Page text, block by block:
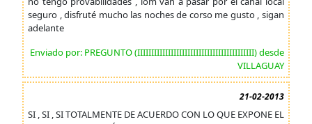
seguro , disfruté mucho las noches de corso me gusto , sigan
adelante
Enviado por: PREGUNTO (IIIIIIIIIIIIIIIIIIIIIIIIIIIIIIIIIIIIIIIIII) desde
VILLAGUAY
21-02-2013
SI , SI , SI TOTALMENTE DE ACUERDO CON LO QUE EXPONE EL